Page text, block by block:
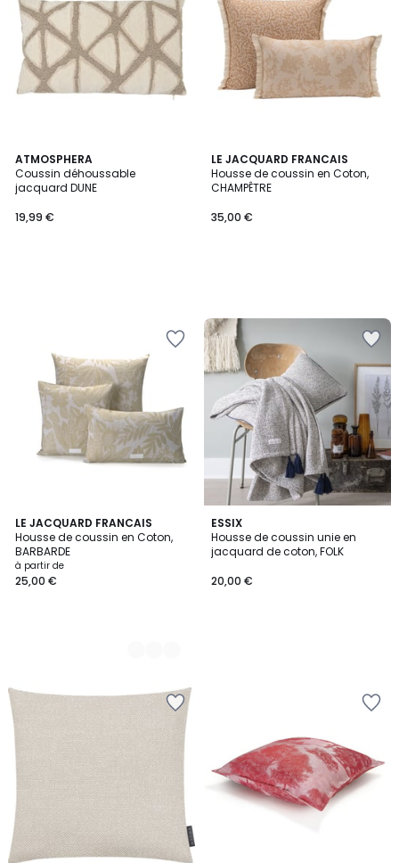
ATMOSPHERA
Coussin déhoussable
jacquard DUNE
19,99 €
LE JACQUARD FRANCAIS
Housse de coussin en Coton,
CHAMPÊTRE
35,00 €
LE JACQUARD FRANCAIS
Housse de coussin en Coton,
BARBARDE
à partir de
25,00 €
3
Couleurs
ESSIX
Housse de coussin unie en
jacquard de coton, FOLK
20,00 €